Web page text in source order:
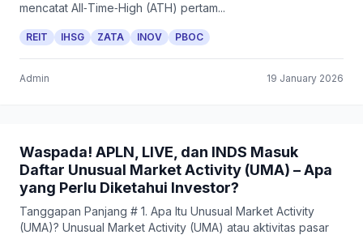
mencatat All‑Time‑High (ATH) pertam...
REIT IHSG ZATA INOV PBOC
Admin 19 January 2026
Waspada! APLN, LIVE, dan INDS Masuk
Daftar Unusual Market Activity (UMA) – Apa
yang Perlu Diketahui Investor?
Tanggapan Panjang # 1. Apa Itu Unusual Market Activity
(UMA)? Unusual Market Activity (UMA) atau aktivitas pasar